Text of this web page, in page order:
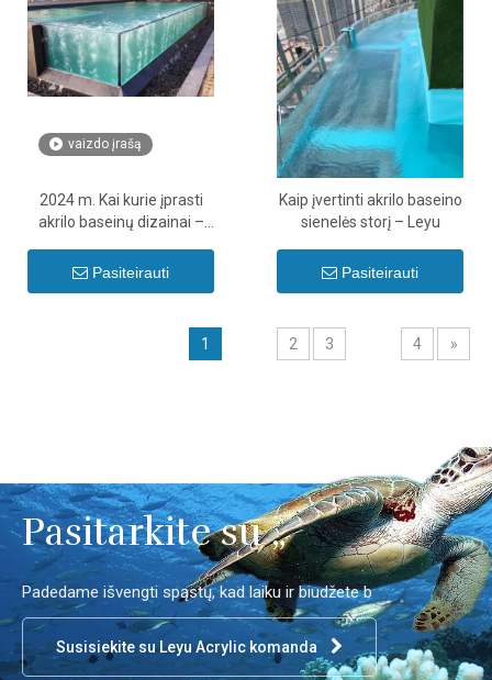
vaizdo įrašą
2024 m. Kai kurie įprasti
akrilo baseinų dizainai –
Pasiteirauti
Kaip įvertinti akrilo baseino
sienelės storį – Leyu
Pasiteirauti
1 2 3 4 »
Pasitarkite su „
Padedame išvengti spąstų, kad laiku ir biudžete b
Susisiekite su Leyu Acrylic komanda